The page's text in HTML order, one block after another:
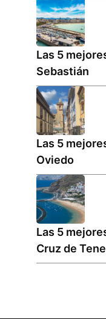
Las 5
Sebastián
Las 5
Oviedo
Las 5
Cruz de